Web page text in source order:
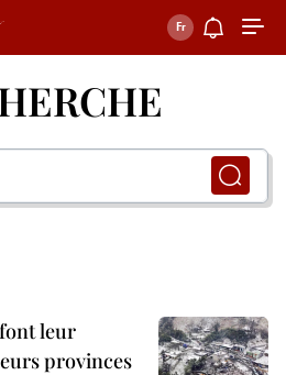
leur
provinces